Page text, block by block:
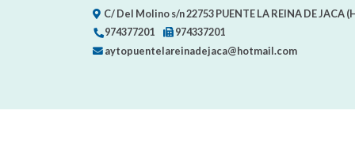
C/ Del Molino s/n22753PUENTE LA REINA DE JACA
974377201
974337201
aytopuentelareinadejaca@hotmail.com